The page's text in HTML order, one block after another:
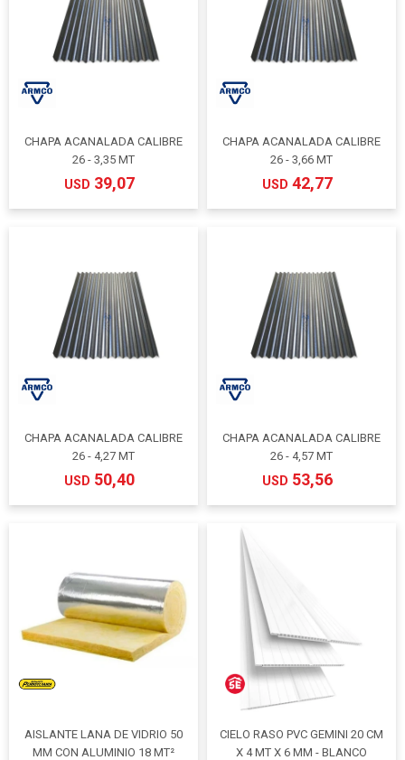
CHAPA ACANALADA CALIBRE
26 - 3,35 MT
USD 39,07
CHAPA ACANALADA CALIBRE
26 - 3,66 MT
USD 42,77
CHAPA ACANALADA CALIBRE
26 - 4,27 MT
USD 50,40
CHAPA ACANALADA CALIBRE
26 - 4,57 MT
USD 53,56
AISLANTE LANA DE VIDRIO 50
MM CON ALUMINIO 18 MT²
CIELO RASO PVC GEMINI 20 CM
X 4 MT X 6 MM - BLANCO